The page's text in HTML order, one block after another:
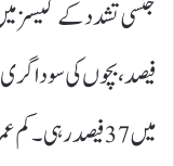
میں 37 فیصد